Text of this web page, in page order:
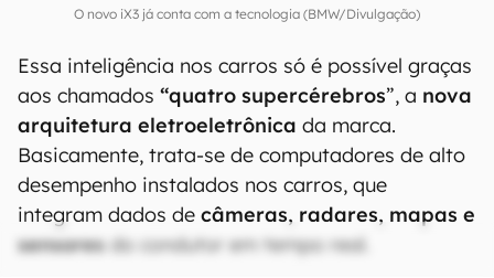
O novo iX3 já conta com a tecnologia (BMW/Divulgação)
Essa inteligência nos carros só é possível graças
aos chamados “quatro supercérebros”, a nova
arquitetura eletroeletrônica da marca.
Basicamente, trata-se de computadores de alto
desempenho instalados nos carros, que
integram dados de câmeras, radares, mapas e
sensoresdo condutor em tempo real.